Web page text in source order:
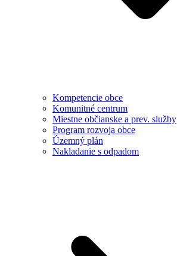
Kompetencie obce
Komunitné centrum
Miestne občianske a prev. služby
Program rozvoja obce
Územný plán
Nakladanie s odpadom